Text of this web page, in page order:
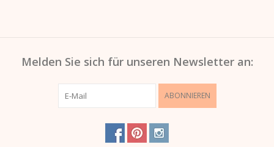
Melden Sie sich für unseren Newsletter an:
ABONNIEREN